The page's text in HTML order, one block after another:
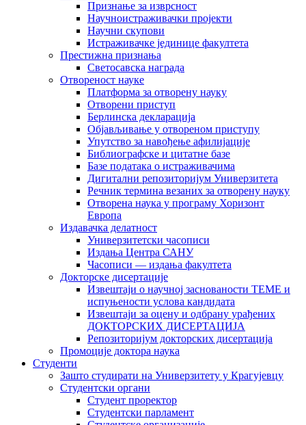
Признање за изврсност
Научноистраживачки пројекти
Научни скупови
Истраживачке јединице факултета
Престижна признања
Светосавска награда
Отвореност науке
Платформа за отворену науку
Отворени приступ
Берлинска декларација
Објављивање у отвореном приступу
Упутство за навођење афилијације
Библиографске и цитатне базе
Базе података о истраживачима
Дигитални репозиторијум Универзитета
Рeчник термина везаних за отворену науку
Отворена наука у програму Хоризонт
Европа
Издавачка делатност
Универзитетски часописи
Издања Центра САНУ
Часописи — издања факултета
Докторске дисертације
Извештаји о научној заснованости ТЕМЕ и
испуњености услова кандидата
Извештаји за оцену и одбрану урађених
ДОКТОРСКИХ ДИСЕРТАЦИЈА
Репозиторијум докторских дисертација
Промоције доктора наука
Студенти
Зашто студирати на Универзитету у Крагујевцу
Студентски органи
Студент проректор
Студентски парламент